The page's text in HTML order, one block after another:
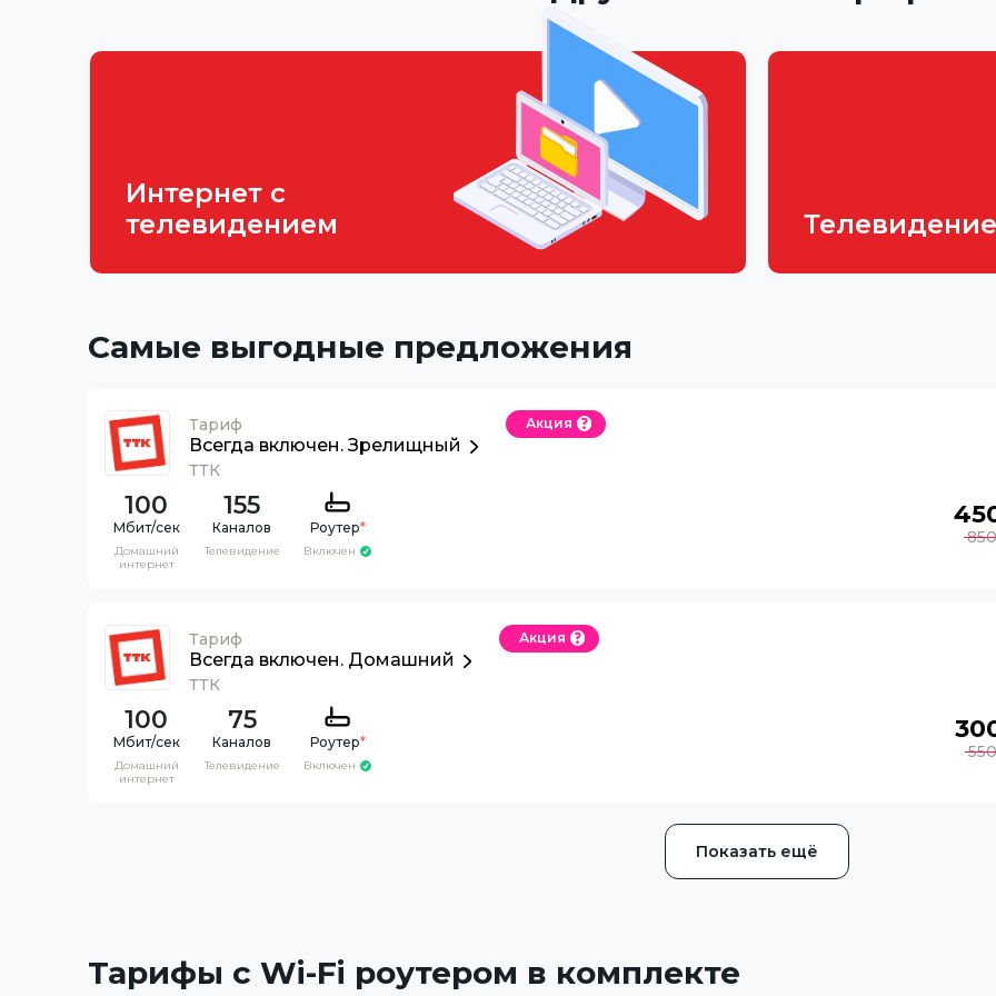
Интернет с
телевидением
Телевидение
Самые выгодные предложения
Тариф
Всегда включен. Зрелищный
ТТК
Акция
100
Домашний
интернет
155
Каналов
Телевидение
Роутер*
Включен
850
Тариф
Всегда включен. Домашний
ТТК
Акция
100
Домашний
интернет
75
Каналов
Телевидение
Роутер*
Включен
550
Показать ещё
Тарифы с Wi-Fi роутером в комплекте